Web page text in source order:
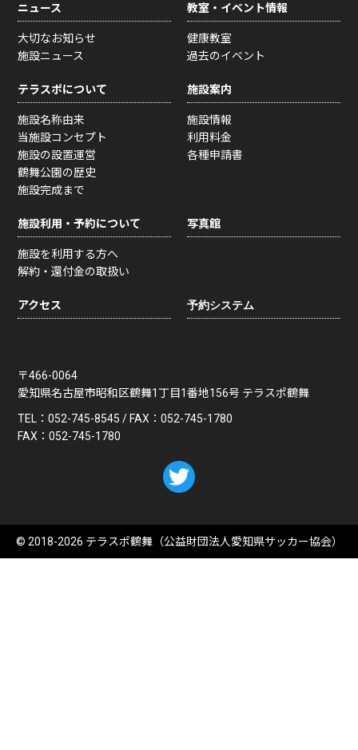
ニュース
大切なお知らせ
施設ニュース
教室・イベント情報
健康教室
過去のイベント
テラスポについて
施設名称由来
当施設コンセプト
施設の設置運営
鶴舞公園の歴史
施設完成まで
施設案内
施設情報
利用料金
各種申請書
施設利用・予約について
施設を利用する方へ
解約・還付金の取扱い
写真館
アクセス
〒466-0064
愛知県名古屋市昭和区鶴舞1丁目1番地156号 テラスポ鶴舞
TEL：052-745-8545 / FAX：052-745-1780
FAX：052-745-1780
© 2018-2026 テラスポ鶴舞（公益財団法人愛知県サッカー協会）